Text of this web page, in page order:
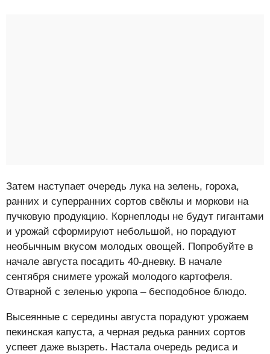
Затем наступает очередь лука на зелень, гороха,
ранних и суперранних сортов свёклы и моркови на
пучковую продукцию. Корнеплоды не будут гигантами
и урожай сформируют небольшой, но порадуют
необычным вкусом молодых овощей. Попробуйте в
начале августа посадить 40-дневку. В начале
сентября снимете урожай молодого картофеля.
Отварной с зеленью укропа – бесподобное блюдо.
Высеянные с середины августа порадуют урожаем
пекинская капуста, а черная редька ранних сортов
успеет даже вызреть. Настала очередь редиса и